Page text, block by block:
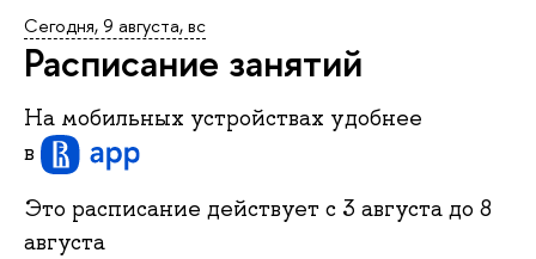
Сегодня, 9 августа, вс
Расписание занятий
На мобильных устройствах удобнее
в
Это расписание действует c 3 августа до 8
августа